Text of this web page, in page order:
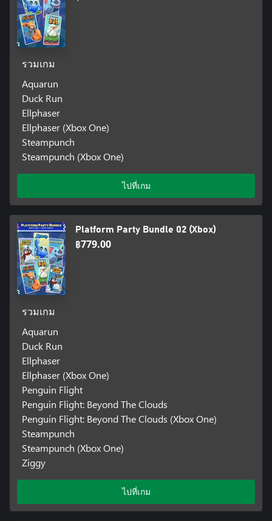
รวมเกม
Aquarun
Duck Run
Ellphaser
Ellphaser (Xbox One)
Steampunch
Steampunch (Xbox One)
ไปที่เกม
Platform Party Bundle 02 (Xbox)
฿779.00
รวมเกม
Aquarun
Duck Run
Ellphaser
Ellphaser (Xbox One)
Penguin Flight
Penguin Flight: Beyond The Clouds
Penguin Flight: Beyond The Clouds (Xbox One)
Steampunch
Steampunch (Xbox One)
Ziggy
ไปที่เกม